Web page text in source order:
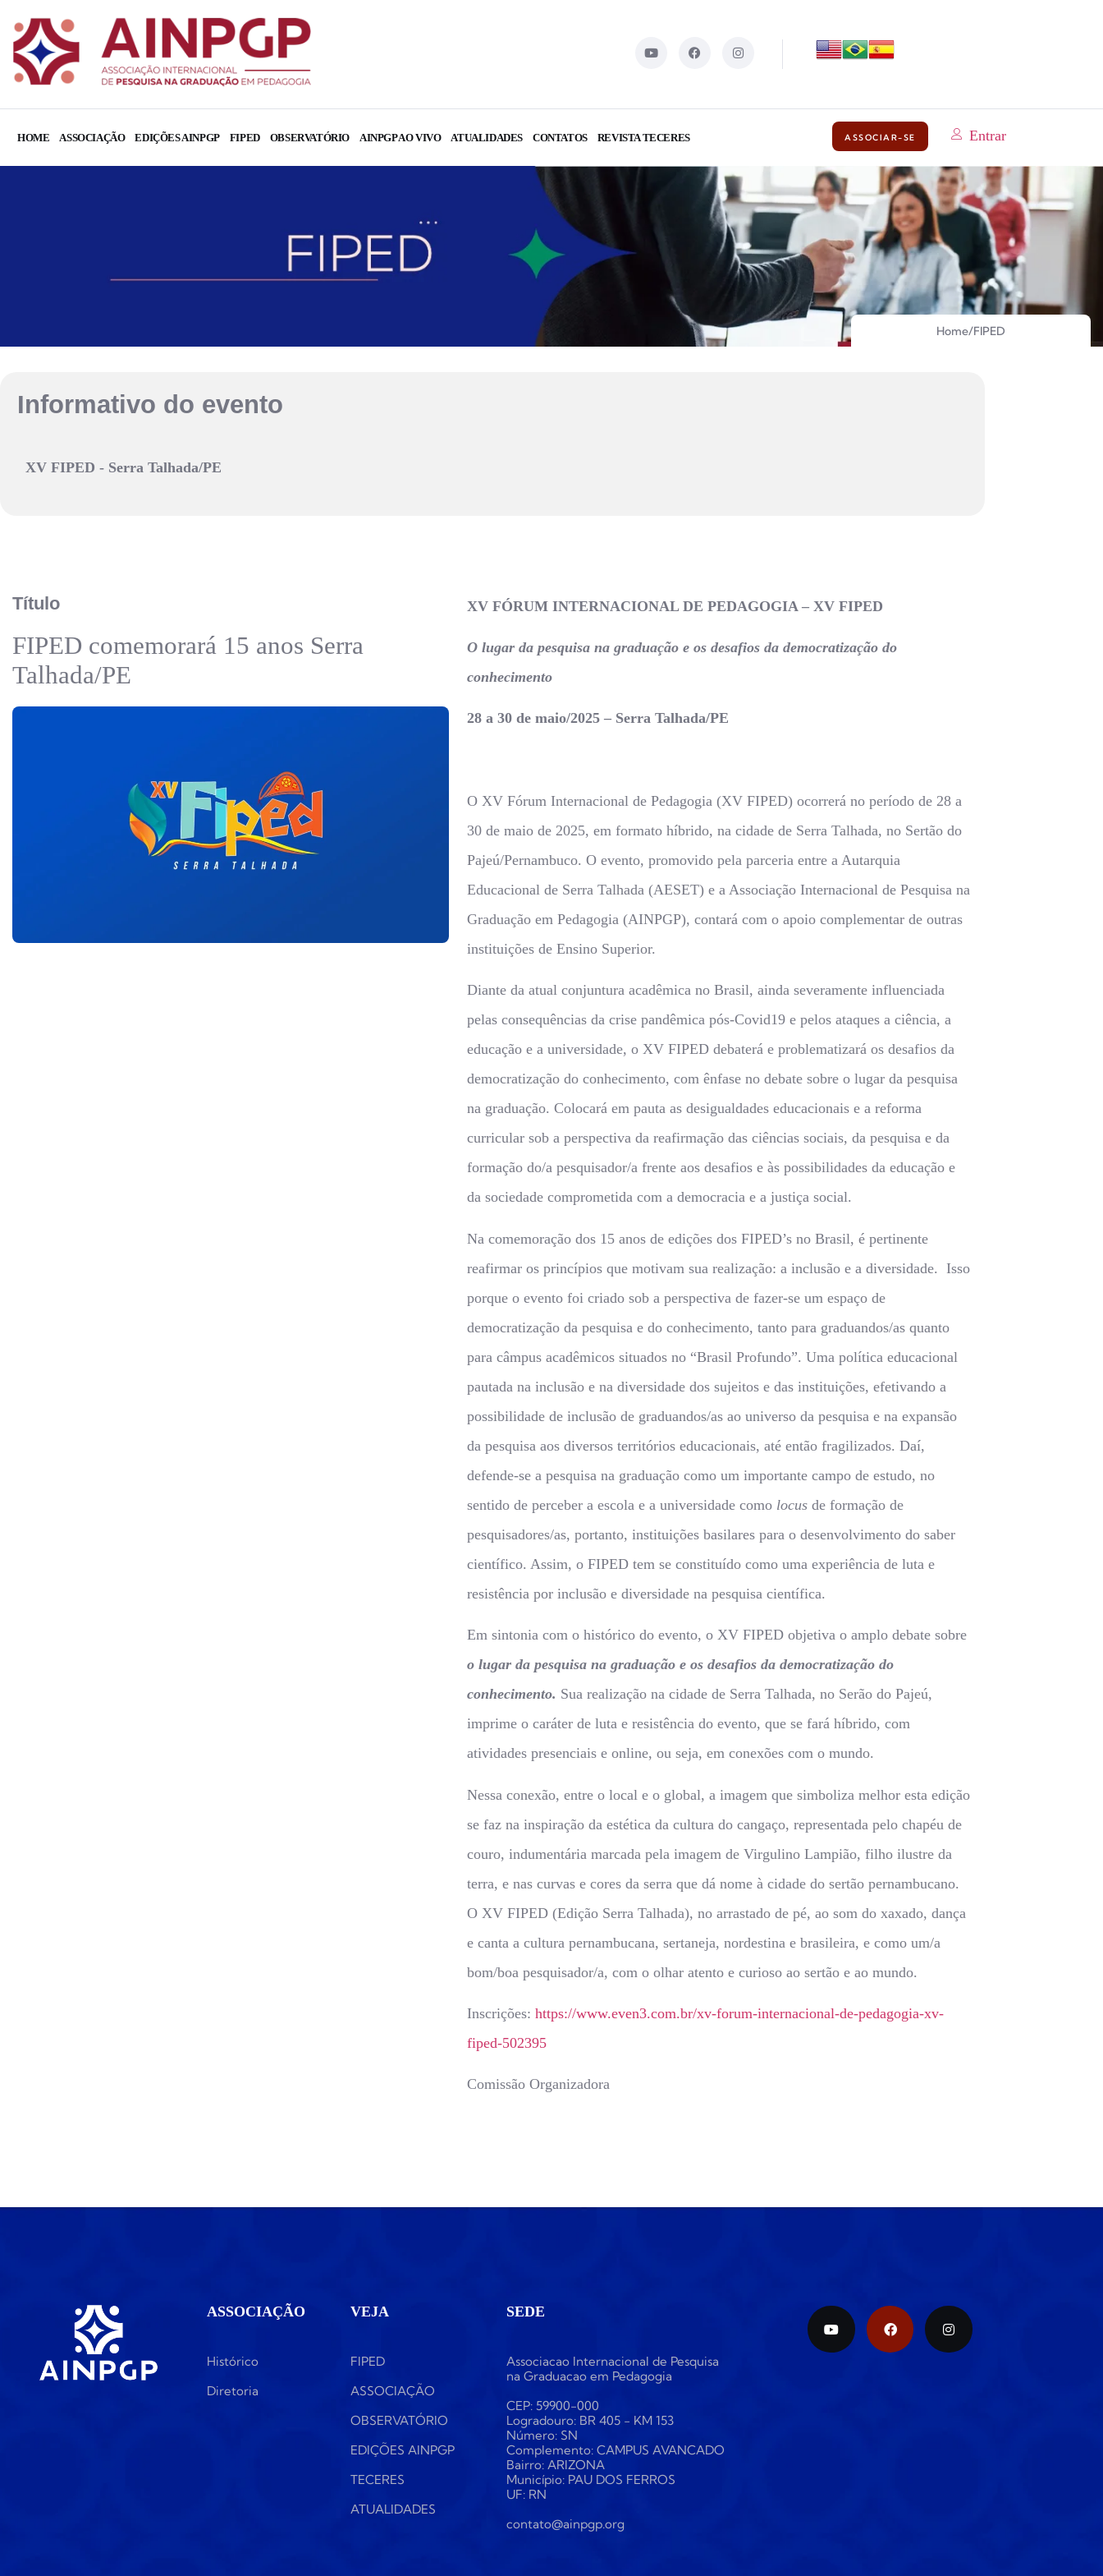
HOME ASSOCIAÇÃO EDIÇÕES AINPGP FIPED OBSERVATÓRIO AINPGP AO VIVO ATUALIDADES CONTATOS REVISTA TECERES ASSOCIAR-SE Entrar
Home/FIPED
Informativo do evento
XV FIPED - Serra Talhada/PE
Título
FIPED comemorará 15 anos Serra
Talhada/PE
XV FÓRUM INTERNACIONAL DE PEDAGOGIA – XV FIPED
O lugar da pesquisa na graduação e os desafios da democratização do
conhecimento
28 a 30 de maio/2025 – Serra Talhada/PE
O XV Fórum Internacional de Pedagogia (XV FIPED) ocorrerá no período de 28 a
30 de maio de 2025, em formato híbrido, na cidade de Serra Talhada, no Sertão do
Pajeú/Pernambuco. O evento, promovido pela parceria entre a Autarquia
Educacional de Serra Talhada (AESET) e a Associação Internacional de Pesquisa na
Graduação em Pedagogia (AINPGP), contará com o apoio complementar de outras
instituições de Ensino Superior.
Diante da atual conjuntura acadêmica no Brasil, ainda severamente influenciada
pelas consequências da crise pandêmica pós-Covid19 e pelos ataques a ciência, a
educação e a universidade, o XV FIPED debaterá e problematizará os desafios da
democratização do conhecimento, com ênfase no debate sobre o lugar da pesquisa
na graduação. Colocará em pauta as desigualdades educacionais e a reforma
curricular sob a perspectiva da reafirmação das ciências sociais, da pesquisa e da
formação do/a pesquisador/a frente aos desafios e às possibilidades da educação e
da sociedade comprometida com a democracia e a justiça social.
Na comemoração dos 15 anos de edições dos FIPED’s no Brasil, é pertinente
reafirmar os princípios que motivam sua realização: a inclusão e a diversidade. Isso
porque o evento foi criado sob a perspectiva de fazer-se um espaço de
democratização da pesquisa e do conhecimento, tanto para graduandos/as quanto
para câmpus acadêmicos situados no “Brasil Profundo”. Uma política educacional
pautada na inclusão e na diversidade dos sujeitos e das instituições, efetivando a
possibilidade de inclusão de graduandos/as ao universo da pesquisa e na expansão
da pesquisa aos diversos territórios educacionais, até então fragilizados. Daí,
defende-se a pesquisa na graduação como um importante campo de estudo, no
sentido de perceber a escola e a universidade como locus de formação de
pesquisadores/as, portanto, instituições basilares para o desenvolvimento do saber
científico. Assim, o FIPED tem se constituído como uma experiência de luta e
resistência por inclusão e diversidade na pesquisa científica.
Em sintonia com o histórico do evento, o XV FIPED objetiva o amplo debate sobre
o lugar da pesquisa na graduação e os desafios da democratização do
conhecimento. Sua realização na cidade de Serra Talhada, no Serão do Pajeú,
imprime o caráter de luta e resistência do evento, que se fará híbrido, com
atividades presenciais e online, ou seja, em conexões com o mundo.
Nessa conexão, entre o local e o global, a imagem que simboliza melhor esta edição
se faz na inspiração da estética da cultura do cangaço, representada pelo chapéu de
couro, indumentária marcada pela imagem de Virgulino Lampião, filho ilustre da
terra, e nas curvas e cores da serra que dá nome à cidade do sertão pernambucano.
O XV FIPED (Edição Serra Talhada), no arrastado de pé, ao som do xaxado, dança
e canta a cultura pernambucana, sertaneja, nordestina e brasileira, e como um/a
bom/boa pesquisador/a, com o olhar atento e curioso ao sertão e ao mundo.
Inscrições: https://www.even3.com.br/xv-forum-internacional-de-pedagogia-xv-
fiped-502395
Comissão Organizadora
ASSOCIAÇÃO
Histórico
Diretoria
VEJA
FIPED
ASSOCIAÇÃO
OBSERVATÓRIO
EDIÇÕES AINPGP
TECERES
ATUALIDADES
SEDE
Associacao Internacional de Pesquisa
na Graduacao em Pedagogia
CEP: 59900-000
Logradouro: BR 405 - KM 153
Número: SN
Complemento: CAMPUS AVANCADO
Bairro: ARIZONA
Município: PAU DOS FERROS
UF: RN
contato@ainpgp.org